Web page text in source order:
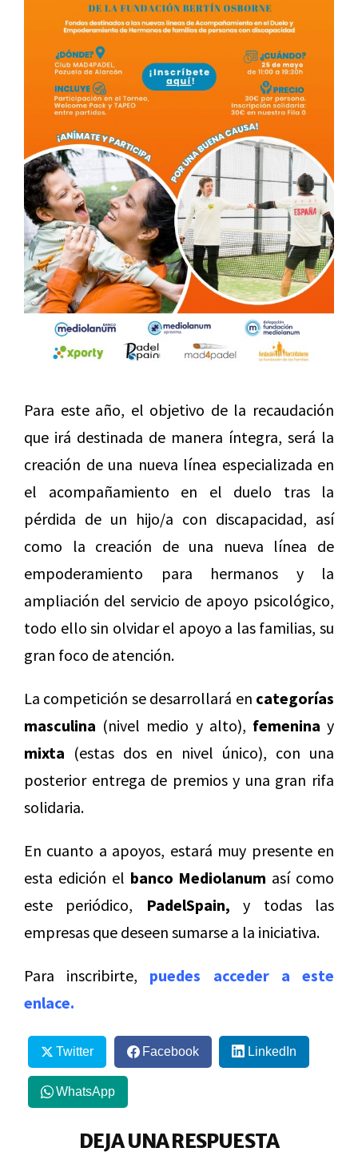
Para este año, el objetivo de la recaudación
que irá destinada de manera íntegra, será la
creación de una nueva línea especializada en
el acompañamiento en el duelo tras la
pérdida de un hijo/a con discapacidad, así
como la creación de una nueva línea de
empoderamiento para hermanos y la
ampliación del servicio de apoyo psicológico,
todo ello sin olvidar el apoyo a las familias, su
gran foco de atención.
La competición se desarrollará en categorías
masculina (nivel medio y alto), femenina y
mixta (estas dos en nivel único), con una
posterior entrega de premios y una gran rifa
solidaria.
En cuanto a apoyos, estará muy presente en
esta edición el banco Mediolanum así como
este periódico, PadelSpain, y todas las
empresas que deseen sumarse a la iniciativa.
Para inscribirte, puedes acceder a este
enlace.
Twitter Facebook LinkedIn
WhatsApp
DEJA UNA RESPUESTA